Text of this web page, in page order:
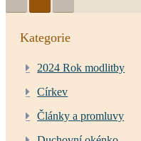
Kategorie
2024 Rok modlitby
Církev
Články a promluvy